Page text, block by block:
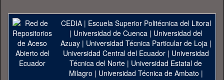
CEDIA| Escuela Superior Politécnica del Litoral
| Universidad de Cuenca| Universidad del
Azuay| Universidad Técnica Particular de Loja|
Universidad Central del Ecuador| Universidad
Técnica del Norte | Universidad Estatal de
Milagro | Universidad Técnica de Ambato |